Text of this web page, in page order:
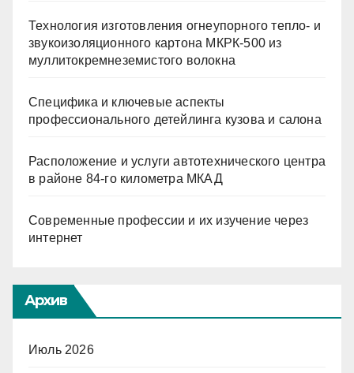
Технология изготовления огнеупорного тепло- и
звукоизоляционного картона МКРК-500 из
муллитокремнеземистого волокна
Специфика и ключевые аспекты
профессионального детейлинга кузова и салона
Расположение и услуги автотехнического центра
в районе 84-го километра МКАД
Современные профессии и их изучение через
интернет
Архив
Июль 2026